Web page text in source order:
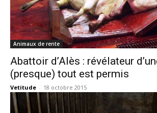
Animaux de rente
Abattoir d’Alès : révélateur
(presque) tout est permis
Vetitude - 18 octobre 2015